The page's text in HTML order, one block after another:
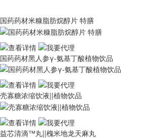
国药药材米糠脂肪烷醇片 特膳
国药药材黑人参γ-氨基丁酸植物饮品
壳寡糖浓缩饮液||植物饮品
益芯清滴™丸||槐米地龙天麻丸